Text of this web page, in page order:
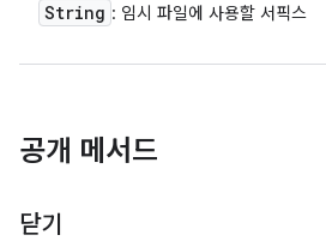
String : 임시 파일에 사용할 서픽스
공개 메서드
닫기